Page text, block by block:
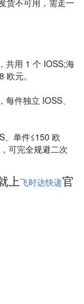
用 1 个 IOSS;海
元。
件独立 IOSS、
单件≤150 欧
可完全规避二次
上飞时达快递官